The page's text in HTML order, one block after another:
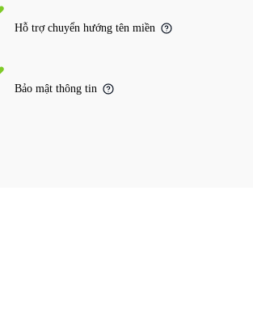
Hỗ trợ chuyển hướng tên miền
Bảo mật thông tin